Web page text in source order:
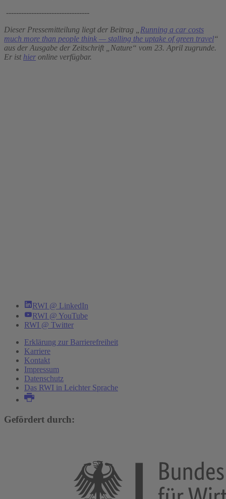
---------------------------------
Dieser Pressemitteilung liegt der Beitrag „ Running a car costs
much more than people think — stalling the uptake of green travel“
aus der Ausgabe der Zeitschrift „Nature“ vom 23. April zugrunde.
Er ist hier online verfügbar.
RWI @ LinkedIn
RWI @ YouTube
RWI @ Twitter
Erklärung zur Barrierefreiheit
Karriere
Kontakt
Impressum
Datenschutz
Das RWI in Leichter Sprache
Gefördert durch: